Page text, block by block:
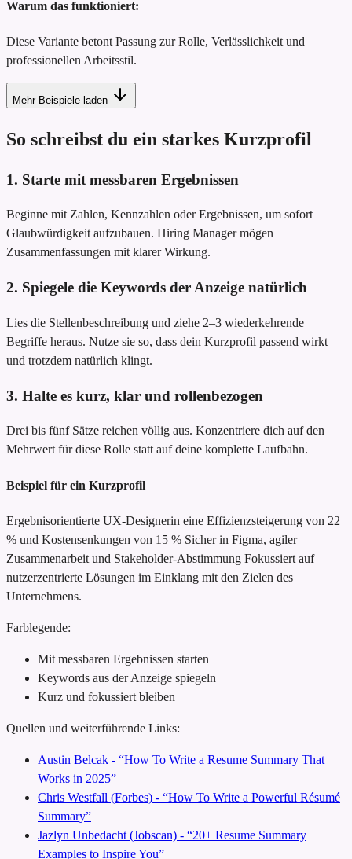
Warum das funktioniert:
Diese Variante betont Passung zur Rolle, Verlässlichkeit und
professionellen Arbeitsstil.
Mehr Beispiele laden
So schreibst du ein starkes Kurzprofil
1. Starte mit messbaren Ergebnissen
Beginne mit Zahlen, Kennzahlen oder Ergebnissen, um sofort
Glaubwürdigkeit aufzubauen. Hiring Manager mögen
Zusammenfassungen mit klarer Wirkung.
2. Spiegele die Keywords der Anzeige natürlich
Lies die Stellenbeschreibung und ziehe 2–3 wiederkehrende
Begriffe heraus. Nutze sie so, dass dein Kurzprofil passend wirkt
und trotzdem natürlich klingt.
3. Halte es kurz, klar und rollenbezogen
Drei bis fünf Sätze reichen völlig aus. Konzentriere dich auf den
Mehrwert für diese Rolle statt auf deine komplette Laufbahn.
Beispiel für ein Kurzprofil
Ergebnisorientierte UX-Designerin eine Effizienzsteigerung von 22
% und Kostensenkungen von 15 % Sicher in Figma, agiler
Zusammenarbeit und Stakeholder-Abstimmung Fokussiert auf
nutzerzentrierte Lösungen im Einklang mit den Zielen des
Unternehmens.
Farblegende:
Mit messbaren Ergebnissen starten
Keywords aus der Anzeige spiegeln
Kurz und fokussiert bleiben
Quellen und weiterführende Links:
Austin Belcak - “How To Write a Resume Summary That
Works in 2025”
Chris Westfall (Forbes) - “How To Write a Powerful Résumé
Summary”
Jazlyn Unbedacht (Jobscan) - “20+ Resume Summary
Examples to Inspire You”